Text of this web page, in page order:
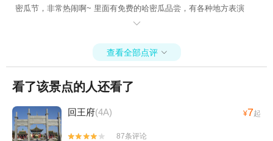
密瓜节，非常热闹啊~ 里面有免费的哈密瓜品尝，有各种地方表演

查看全部点评 
看了该景点的人还看了
回王府(4A) ¥7起


87条评论